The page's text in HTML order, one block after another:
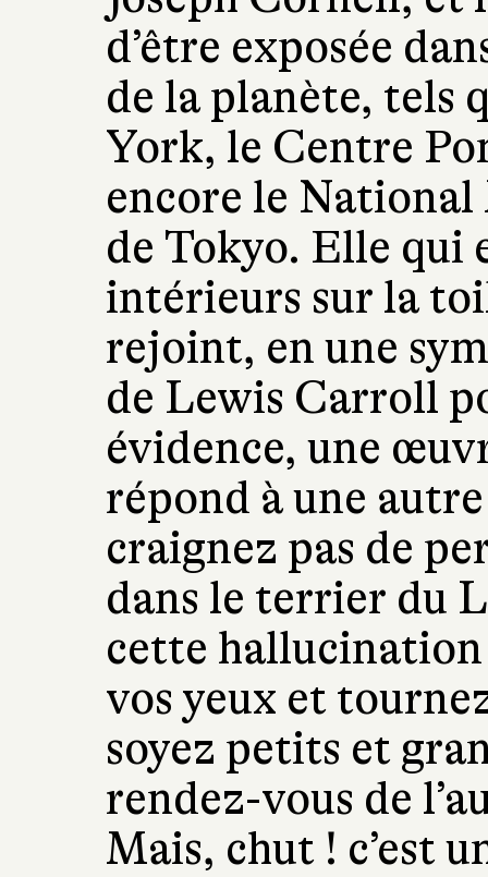
d’être exposée
de la planète, tels
York, le Centre
encore le
de Tokyo. Elle qui
intérieurs sur la
rejoint, en une
de Lewis Carroll
évidence, une
répond à une
craignez pas de
dans le terrier du
cette
vos yeux et
soyez petits et
rendez-vous de
Mais, chut ! c’est